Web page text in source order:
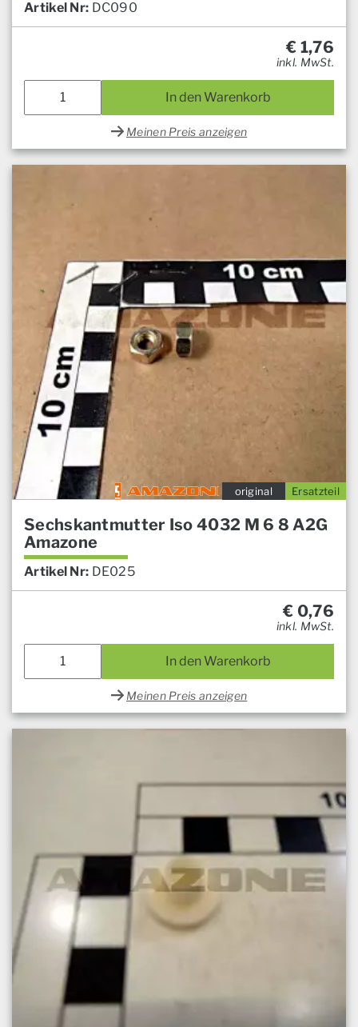
Artikel Nr: DC090
€ 1,76
inkl. MwSt.
In den Warenkorb
Meinen Preis anzeigen
Ersatzteil
original
Sechskantmutter Iso 4032 M 6 8 A2G
Amazone
Artikel Nr: DE025
€ 0,76
inkl. MwSt.
In den Warenkorb
Meinen Preis anzeigen